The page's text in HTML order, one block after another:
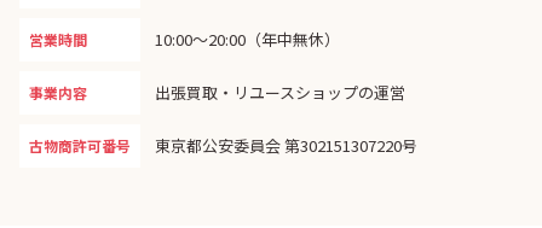
営業時間 10:00〜20:00（年中無休）
事業内容 出張買取・リユースショップの運営
古物商許可番号 東京都公安委員会 第302151307220号